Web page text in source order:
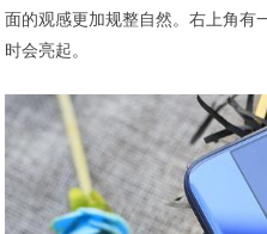
面的观感更加规整自然。右上角有
时会亮起。